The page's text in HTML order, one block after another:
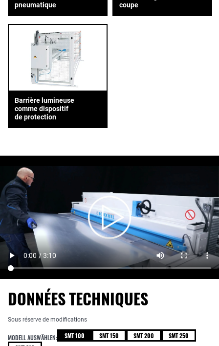
pneumatique
coupe
Barrière lumineuse
comme dispositif
de protection
DONNÉES TECHNIQUES
Sous réserve de modifications
MODELL AUSWÄHLEN: SMT 100 SMT 150 SMT 200
SMT 250